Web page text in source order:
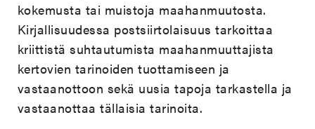
kokemusta tai muistoja maahanmuutosta.
Kirjallisuudessa postsiirtolaisuus tarkoittaa
kriittistä suhtautumista maahanmuuttajista
kertovien tarinoiden tuottamiseen ja
vastaanottoon sekä uusia tapoja tarkastella ja
vastaanottaa tällaisia tarinoita.